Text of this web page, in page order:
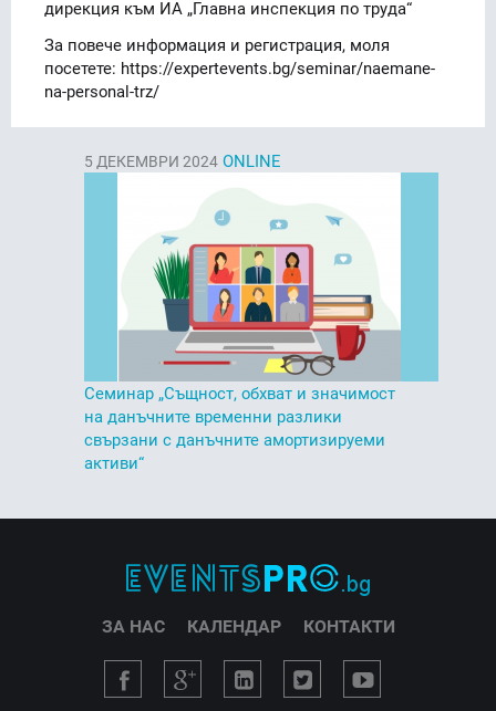
дирекция към ИА „Главна инспекция по труда“
За повече информация и регистрация, моля
посетете: https://expertevents.bg/seminar/naemane-
na-personal-trz/
5 ДЕКЕМВРИ 2024 ONLINE
Семинар „Същност, обхват и значимост
на данъчните временни разлики
свързани с данъчните амортизируеми
активи“
ЗА НАС КАЛЕНДАР КОНТАКТИ